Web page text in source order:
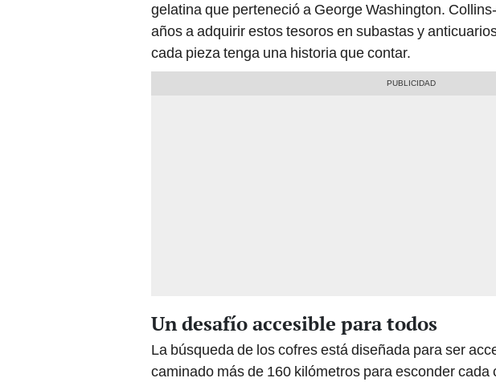
gelatina que perteneció a George Washington.
años a adquirir estos tesoros en subastas y
cada pieza tenga una historia que contar.
Un desafío accesible para todos
La búsqueda de los cofres está diseñada para ser
caminado más de 160 kilómetros para esconder cada